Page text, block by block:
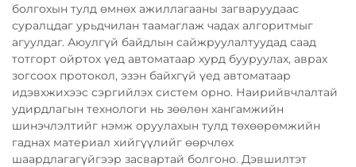
болгохын тулд өмнөх ажиллагааны загваруудаас
суралцдаг урьдчилан таамаглаж чадах алгоритмыг
агуулдаг. Аюулгүй байдлын сайжруулалтуудад саад
тотгорт ойртох үед автоматаар хурд бууруулах, аврах
зогсоох протокол, эзэн байхгүй үед автоматаар
идэвхжихээс сэргийлэх систем орно. Наирийвчлалтай
удирдлагын технологи нь зөөлөн хангамжийн
шинэчлэлтийг нэмж оруулахын тулд төхөөрөмжийн
гаднах материал хийгүүлийг өөрчлөх
шаардлагагүйгээр засвартай болгоно. Дэвшилтэт